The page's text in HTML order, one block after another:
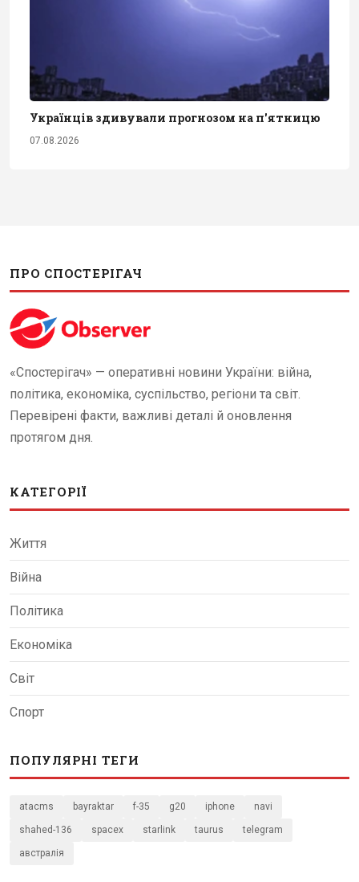
Українців здивували прогнозом на п'ятницю
07.08.2026
ПРО СПОСТЕРІГАЧ
«Спостерігач» — оперативні новини України: війна,
політика, економіка, суспільство, регіони та світ.
Перевірені факти, важливі деталі й оновлення
протягом дня.
КАТЕГОРІЇ
Життя
Війна
Політика
Економіка
Світ
Спорт
ПОПУЛЯРНІ ТЕГИ
atacms bayraktar f-35 g20 iphone navi
shahed-136 spacex starlink taurus telegram
австралія